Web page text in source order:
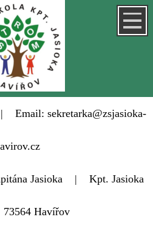
sekretarka@zsjasioka-
Jasioka | Kpt. Jasioka
73564 Havířov